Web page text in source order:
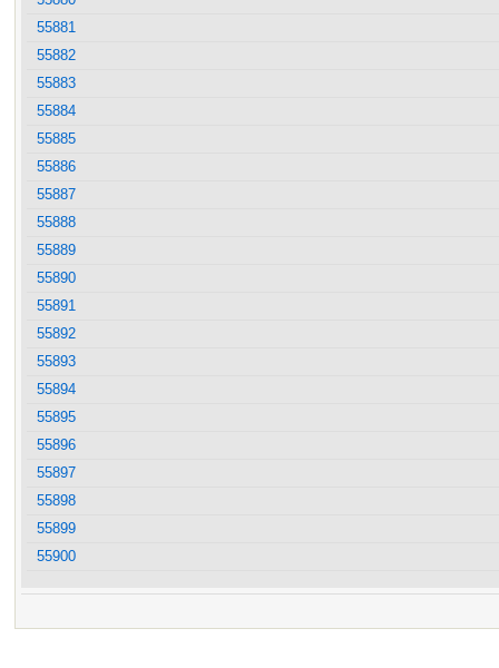
55881
55882
55883
55884
55885
55886
55887
55888
55889
55890
55891
55892
55893
55894
55895
55896
55897
55898
55899
55900